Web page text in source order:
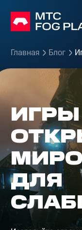
Главная Блог
ИГРЫ
ДЛЯ